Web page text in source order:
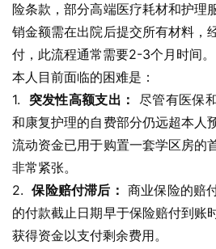
险条款，部分高端医疗耗材和护理
销金额需在出院后提交所有材料，
付，此流程通常需要2-3个月时间。
本人目前面临的困难是：
1. 突发性高额支出： 尽管有医保
和康复护理的自费部分仍远超本人
流动资金已用于购置一套学区房的
非常紧张。
2. 保险赔付滞后： 商业保险的赔
的付款截止日期早于保险赔付到账
获得资金以支付剩余费用。